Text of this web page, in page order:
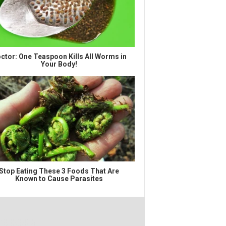
One Teaspoon Kills All Worms in
Your Body!
Eating These 3 Foods That Are
Known to Cause Parasites